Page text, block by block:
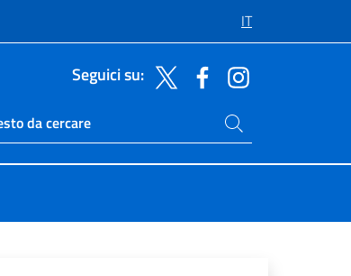
IT
Seguici su:
sito live